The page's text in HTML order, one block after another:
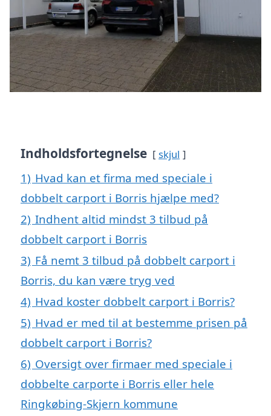
Indholdsfortegnelse skjul
1) Hvad kan et firma med speciale i
dobbelt carport i Borris hjælpe med?
2) Indhent altid mindst 3 tilbud på
dobbelt carport i Borris
3) Få nemt 3 tilbud på dobbelt carport i
Borris, du kan være tryg ved
4) Hvad koster dobbelt carport i Borris?
5) Hvad er med til at bestemme prisen på
dobbelt carport i Borris?
6) Oversigt over firmaer med speciale i
dobbelte carporte i Borris eller hele
Ringkøbing-Skjern kommune